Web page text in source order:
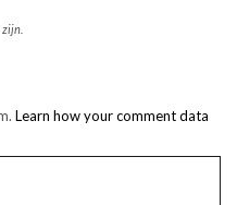
Learn how your comment data